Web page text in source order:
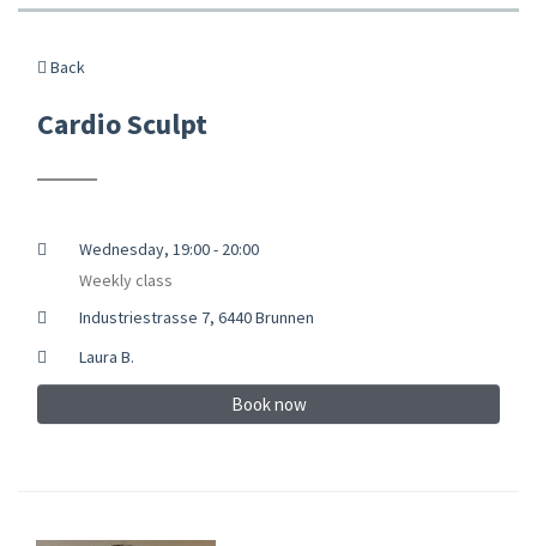
Back
Cardio Sculpt
Wednesday, 19:00 - 20:00
Weekly class
Industriestrasse 7, 6440 Brunnen
Laura B.
Book now